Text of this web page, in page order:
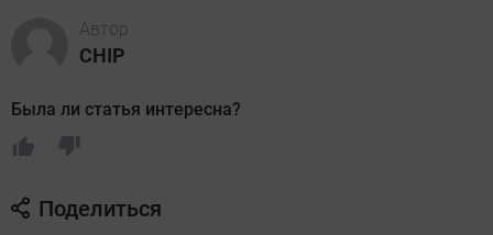
Автор
CHIP
Была ли статья интересна?
Поделиться